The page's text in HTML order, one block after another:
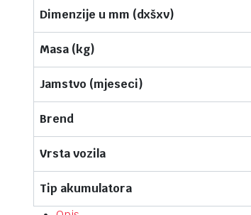
Dimenzije u mm (dxšxv)
Masa (kg)
Jamstvo (mjeseci)
Brend
Vrsta vozila
Tip akumulatora